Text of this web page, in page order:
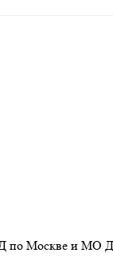
по Москве и МО